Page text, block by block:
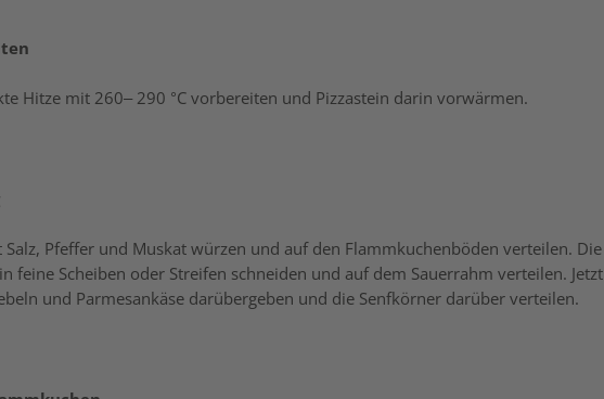
Hitze mit 260– 290 °C vorbereiten und Pizzastein darin vorwärmen.
Salz, Pfeffer und Muskat würzen und auf den Flammkuchenböden verteilen. Die
feine Scheiben oder Streifen schneiden und auf dem Sauerrahm verteilen. Jetzt
und Parmesankäse darübergeben und die Senfkörner darüber verteilen.